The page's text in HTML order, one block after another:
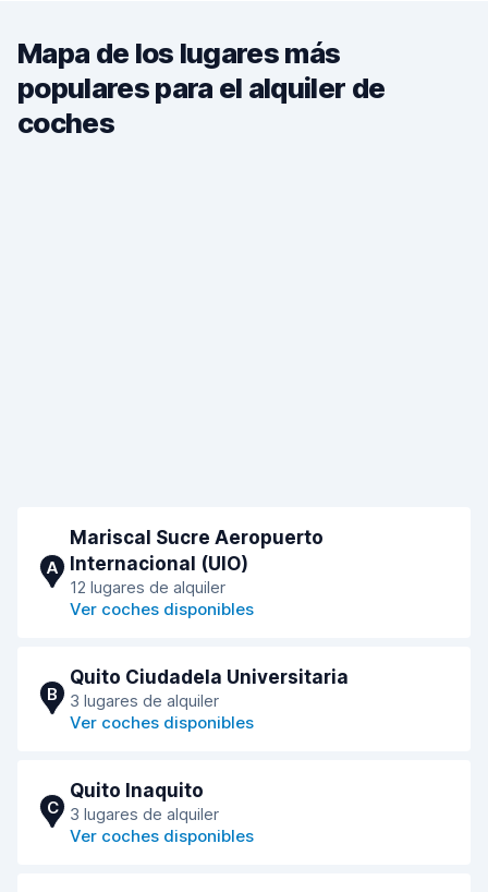
Mapa de los lugares más
populares para el alquiler de
coches
A
Mariscal Sucre Aeropuerto
Internacional (UIO)
12 lugares de alquiler
Ver coches disponibles
B
Quito Ciudadela Universitaria
3 lugares de alquiler
Ver coches disponibles
C
Quito Inaquito
3 lugares de alquiler
Ver coches disponibles